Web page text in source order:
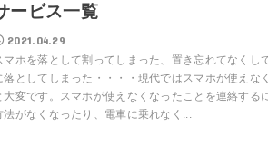
ービス一覧
2021.04.29
マホを落として割ってしまった、置き忘れてなくし
落としてしまった・・・・現代ではスマホが使えな
大変です。スマホが使えなくなったことを連絡する
法がなくなったり、電車に乗れなく...